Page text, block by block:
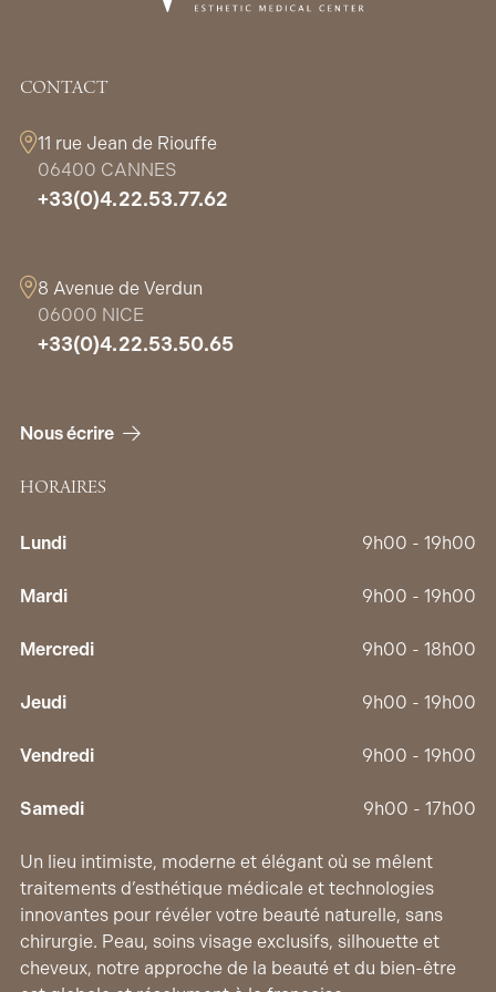
CONTACT
11 rue Jean de Riouffe
06400 CANNES
+33(0)4.22.53.77.62
8 Avenue de Verdun
06000 NICE
+33(0)4.22.53.50.65
Nous écrire
Un lieu intimiste, moderne et élégant où se mêlent
traitements d’esthétique médicale et technologies
innovantes pour révéler votre beauté naturelle, sans
chirurgie. Peau, soins visage exclusifs, silhouette et
cheveux, notre approche de la beauté et du bien-être
HORAIRES
Lundi 9h00 - 19h00
Mardi 9h00 - 19h00
Mercredi 9h00 - 18h00
Jeudi 9h00 - 19h00
Vendredi 9h00 - 19h00
Samedi 9h00 - 17h00